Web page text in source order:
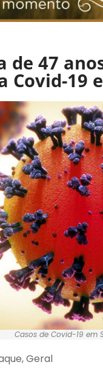
de 47
Covid-19
Casos de Covid-19 em
,Geral